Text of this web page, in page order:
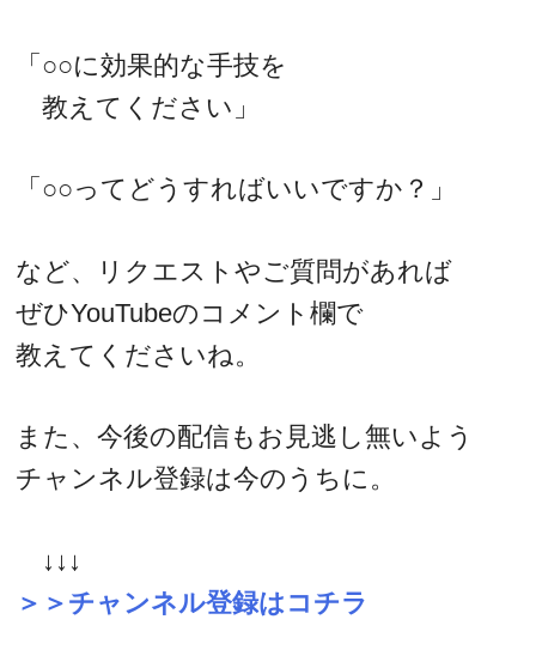
「○○に効果的な手技を
教えてください」
「○○ってどうすればいいですか？」
など、リクエストやご質問があれば
ぜひYouTubeのコメント欄で
教えてくださいね。
また、今後の配信もお見逃し無いよう
チャンネル登録は今のうちに。
↓↓↓
＞＞チャンネル登録はコチラ